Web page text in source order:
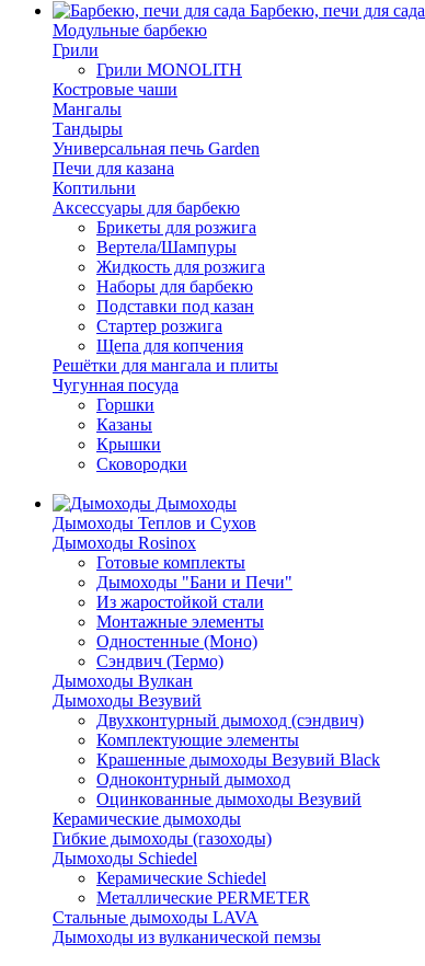
Барбекю, печи для сада
Модульные барбекю
Грили
Грили MONOLITH
Костровые чаши
Мангалы
Тандыры
Универсальная печь Garden
Печи для казана
Коптильни
Аксессуары для барбекю
Брикеты для розжига
Вертела/Шампуры
Жидкость для розжига
Наборы для барбекю
Подставки под казан
Стартер розжига
Щепа для копчения
Решётки для мангала и плиты
Чугунная посуда
Горшки
Казаны
Крышки
Сковородки
Дымоходы
Дымоходы Теплов и Сухов
Дымоходы Rosinox
Готовые комплекты
Дымоходы "Бани и Печи"
Из жаростойкой стали
Монтажные элементы
Одностенные (Моно)
Сэндвич (Термо)
Дымоходы Вулкан
Дымоходы Везувий
Двухконтурный дымоход (сэндвич)
Комплектующие элементы
Крашенные дымоходы Везувий Black
Одноконтурный дымоход
Оцинкованные дымоходы Везувий
Керамические дымоходы
Гибкие дымоходы (газоходы)
Дымоходы Schiedel
Керамические Schiedel
Металлические PERMETER
Стальные дымоходы LAVA
Дымоходы из вулканической пемзы